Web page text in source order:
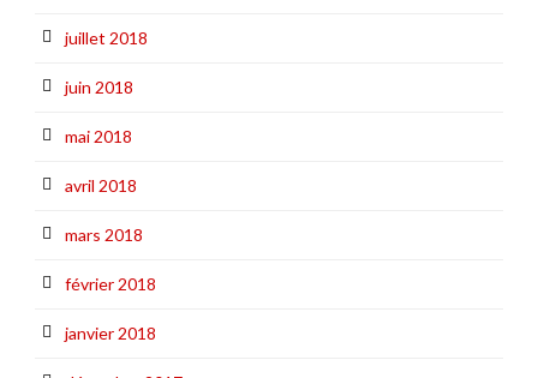
juillet 2018
juin 2018
mai 2018
avril 2018
mars 2018
février 2018
janvier 2018